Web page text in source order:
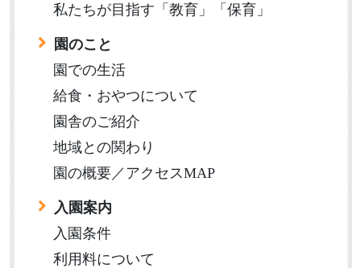
私たちが目指す「教育」「保育」
園のこと
園での生活
給食・おやつについて
園舎のご紹介
地域との関わり
園の概要／アクセスMAP
入園案内
入園条件
利用料について